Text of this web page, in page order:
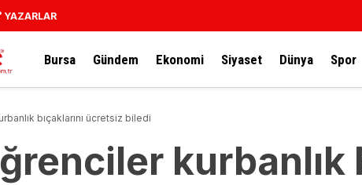
YAZARLAR
Bursa Gündem Ekonomi Siyaset Dünya Spor
bıçaklarını ücretsiz biledi
kurbanlık